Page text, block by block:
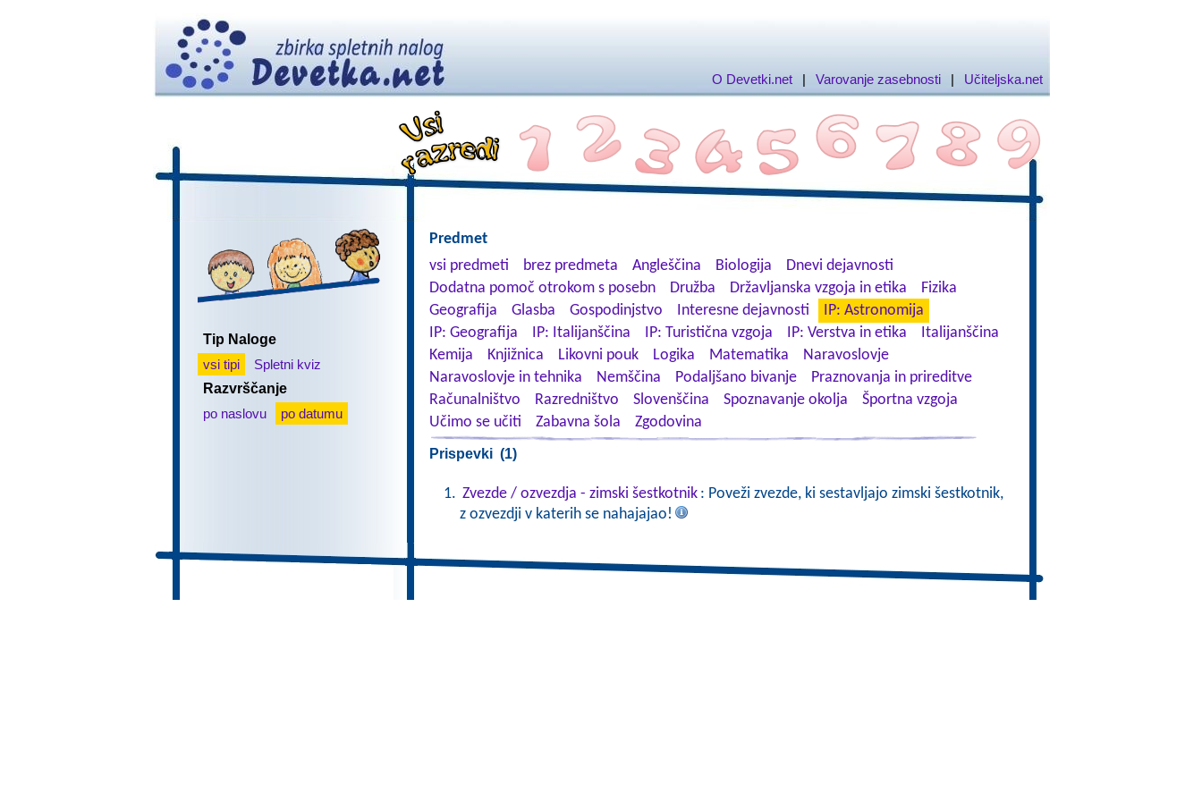
O Devetki.net | Varovanje zasebnosti | Učiteljska.net
Tip Naloge
vsi tipi
Spletni kviz
Razvrščanje
po naslovu
po datumu
Predmet
vsi predmeti
brez predmeta Angleščina Biologija
Dnevi dejavnosti
Dodatna pomoč otrokom s posebn
Družba Državljanska vzgoja in etika
Fizika
Geografija
Glasba Gospodinjstvo Interesne dejavnosti
IP: Astronomija
IP: Geografija
IP: Italijanščina IP: Turistična vzgoja IP: Verstva in etika
Italijanščina
Kemija
Knjižnica Likovni pouk Logika Matematika
Naravoslovje
Naravoslovje in tehnika
Nemščina Podaljšano bivanje
Praznovanja in prireditve
Računalništvo
Razredništvo Slovenščina Spoznavanje okolja
Športna vzgoja
Učimo se učiti
Zabavna šola Zgodovina
Prispevki (1)
Zvezde / ozvezdja - zimski šestkotnik : Poveži zvezde, ki sestavljajo zimski šestkotnik,
z ozvezdji v katerih se nahajajao!